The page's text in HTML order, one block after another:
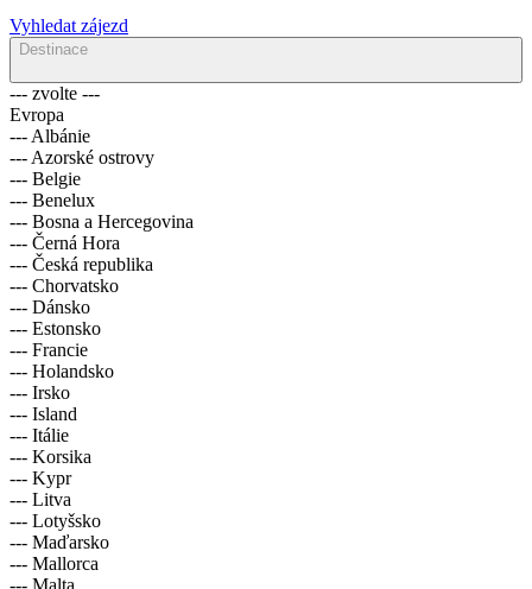
Vyhledat zájezd
--- zvolte ---
Evropa
--- Albánie
--- Azorské ostrovy
--- Belgie
--- Benelux
--- Bosna a Hercegovina
--- Černá Hora
--- Česká republika
--- Chorvatsko
--- Dánsko
--- Estonsko
--- Francie
--- Holandsko
--- Irsko
--- Island
--- Itálie
--- Korsika
--- Kypr
--- Litva
--- Lotyšsko
--- Maďarsko